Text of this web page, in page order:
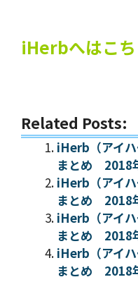
iHerbへはこち
Related Posts:
iHerb（アイ
まとめ 2018
iHerb（アイ
まとめ 2018
iHerb（アイ
まとめ 2018
iHerb（アイ
まとめ 2018